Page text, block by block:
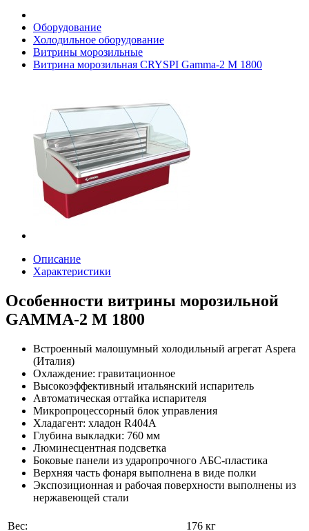
Оборудование
Холодильное оборудование
Витрины морозильные
Витрина морозильная CRYSPI Gamma-2 М 1800
Описание
Характеристики
Особенности витрины морозильной
GAMMA-2 М 1800
Встроенный малошумный холодильный агрегат Aspera
(Италия)
Охлаждение: гравитационное
Высокоэффективный итальянский испаритель
Автоматическая оттайка испарителя
Микропроцессорный блок управления
Хладагент: хладон R404А
Глубина выкладки: 760 мм
Люминесцентная подсветка
Боковые панели из ударопрочного АБС-пластика
Верхняя часть фонаря выполнена в виде полки
Экспозиционная и рабочая поверхности выполнены из
нержавеющей стали
Вес:
176 кг